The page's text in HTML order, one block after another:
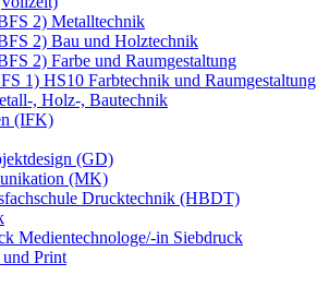
2) Metalltechnik
2) Bau und Holztechnik
2) Farbe und Raumgestaltung
1) HS10 Farbtechnik und Raumgestaltung
, Holz-, Bautechnik
(IFK)
(GD)
(MK)
Drucktechnik (HBDT)
Medientechnologe/-in Siebdruck
Print